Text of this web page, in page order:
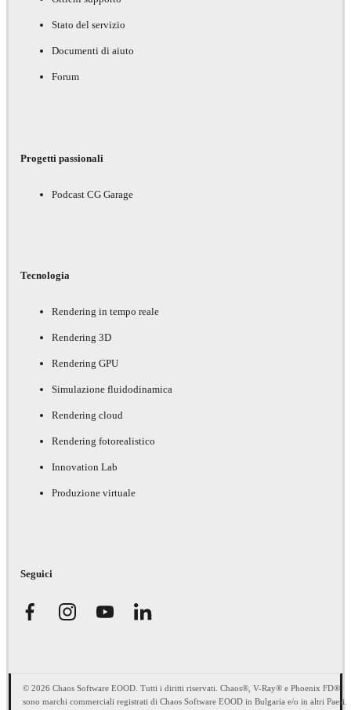
Stato del servizio
Documenti di aiuto
Forum
Progetti passionali
Podcast CG Garage
Tecnologia
Rendering in tempo reale
Rendering 3D
Rendering GPU
Simulazione fluidodinamica
Rendering cloud
Rendering fotorealistico
Innovation Lab
Produzione virtuale
Seguici
© 2026 Chaos Software EOOD. Tutti i diritti riservati. Chaos®, V-Ray® e Phoenix FD®
sono marchi commerciali registrati di Chaos Software EOOD in Bulgaria e/o in altri Paesi.